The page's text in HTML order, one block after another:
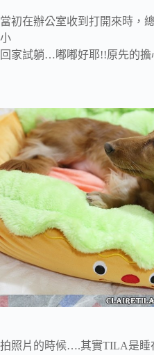
當初在辦公室收到打開來時，
小
回家試躺…嘟嘟好耶!!原先的擔
拍照片的時候….其實TILA是睡